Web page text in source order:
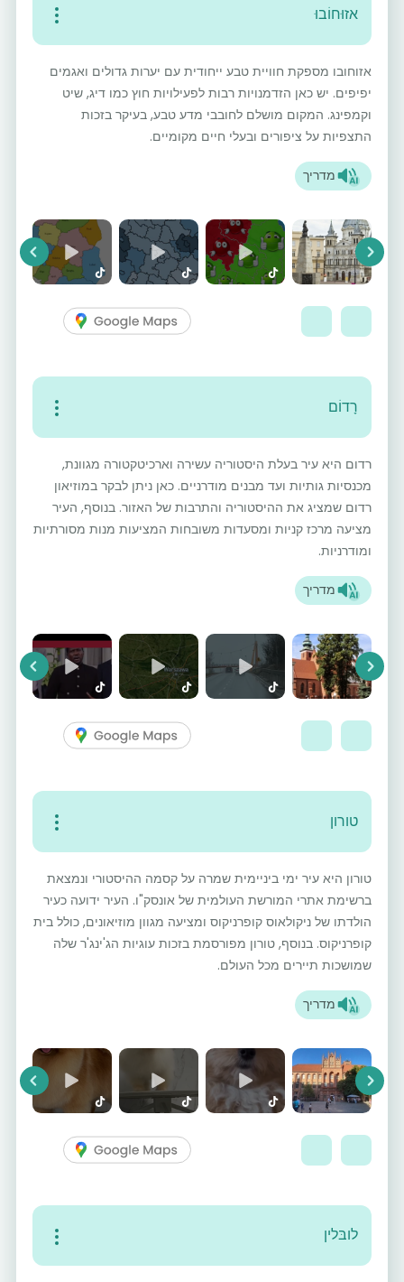
אזוּחוֹבוּ
אזוחובו מספקת חוויית טבע ייחודית עם יערות גדולים ואגמים
יפיפים. יש כאן הזדמנויות רבות לפעילויות חוץ כמו דיג, שיט
וקמפינג. המקום מושלם לחובבי מדע טבע, בעיקר בזכות
התצפיות על ציפורים ובעלי חיים מקומיים.
מדריך
Next
רָדוֹם
רדום היא עיר בעלת היסטוריה עשירה וארכיטקטורה מגוונת,
מכנסיות גותיות ועד מבנים מודרניים. כאן ניתן לבקר במוזיאון
רדום שמציג את ההיסטוריה והתרבות של האזור. בנוסף, העיר
מציעה מרכז קניות ומסעדות משובחות המציעות מנות מסורתיות
ומודרניות.
מדריך
Next
טורון
טורון היא עיר ימי ביניימית שמרה על קסמה ההיסטורי ונמצאת
ברשימת אתרי המורשת העולמית של אונסק"ו. העיר ידועה כעיר
הולדתו של ניקולאוס קופרניקוס ומציעה מגוון מוזיאונים, כולל בית
קופרניקוס. בנוסף, טורון מפורסמת בזכות עוגיות הג'ינג'ר שלה
שמושכות תיירים מכל העולם.
מדריך
Next
לובּלין